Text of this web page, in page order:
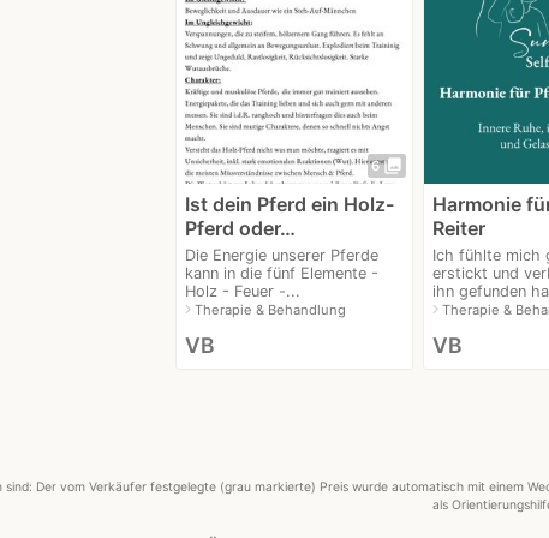
6 photo_library
Ist dein Pferd ein Holz-
Pferd oder…
Die Energie unserer Pferde
kann in die fünf Elemente -
Holz - Feuer -...
navigate_nextTherapie & Behandlung
VB
Harmonie
Reiter
Ich fühlte mich
erstickt und
ihn gefunden
navigate_nextTherapie &
VB
sind: Der vom Verkäufer festgelegte (grau markierte) Preis wurde automatisch mit einem
als